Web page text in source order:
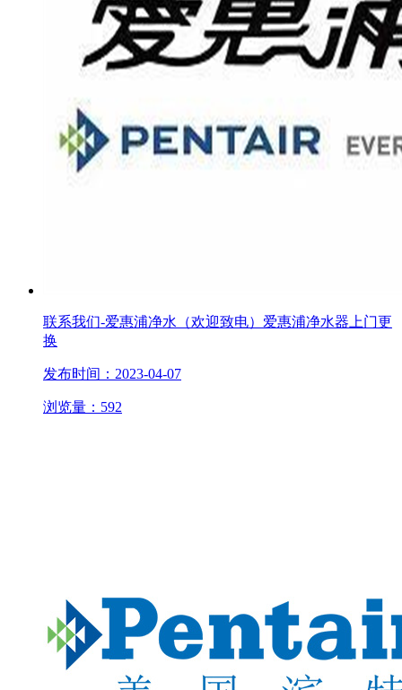
联系我们-爱惠浦净水（欢迎致电）爱惠浦净水器上门更
换
发布时间：2023-04-07
浏览量：592